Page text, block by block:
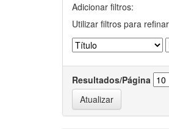
Adicionar filtros:
Utilizar filtros para
Resultados/Página